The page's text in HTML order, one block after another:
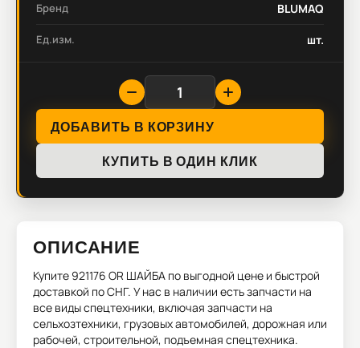
Бренд BLUMAQ
Ед.изм. шт.
ДОБАВИТЬ В КОРЗИНУ
КУПИТЬ В ОДИН КЛИК
ОПИСАНИЕ
Купите 921176 OR ШАЙБА по выгодной цене и быстрой
доставкой по СНГ. У нас в наличии есть запчасти на
все виды спецтехники, включая запчасти на
сельхозтехники, грузовых автомобилей, дорожная или
рабочей, строительной, подъемная спецтехника.